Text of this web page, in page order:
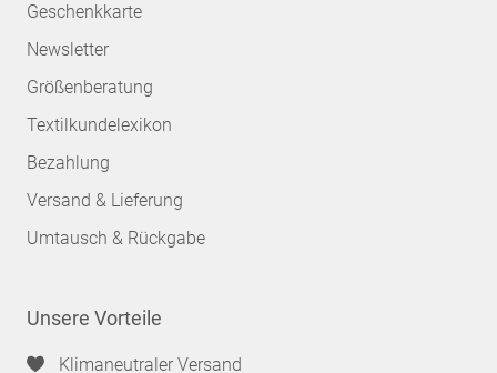
Geschenkkarte
Newsletter
Größenberatung
Textilkundelexikon
Bezahlung
Versand & Lieferung
Umtausch & Rückgabe
Unsere Vorteile
Klimaneutraler Versand